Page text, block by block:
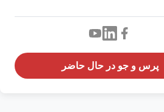
پرس و جو در حال حاضر